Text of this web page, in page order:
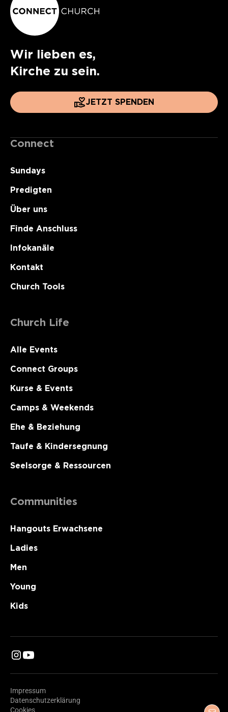
Wir lieben es,
Kirche zu sein.
JETZT SPENDEN
Connect
Sundays
Predigten
Über uns
Finde Anschluss
Infokanäle
Kontakt
Church Tools
Church Life
Alle Events
Connect Groups
Kurse & Events
Camps & Weekends
Ehe & Beziehung
Taufe & Kindersegnung
Seelsorge & Ressourcen
Communities
Hangouts Erwachsene
Ladies
Men
Young
Kids
Impressum
Datenschutzerklärung
Cookies